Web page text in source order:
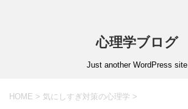
心理学ブログ
Just another WordPress site
HOME > 気にしすぎ対策の心理学 >